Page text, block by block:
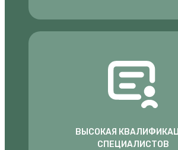
ВЫСОКАЯ
СПЕЦИАЛИСТОВ